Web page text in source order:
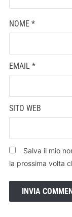
NOME *
EMAIL *
SITO WEB
Salva il mio
la prossima volta